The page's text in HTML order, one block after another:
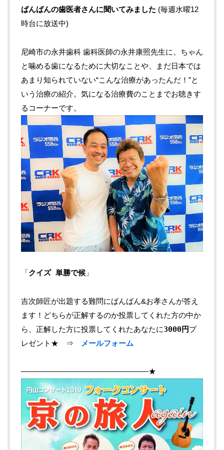
ばんばんの歯医者さんに聞いてみました (毎週水曜12
時台に放送中)
尼崎市の永井歯科 歯科医師の永井康照先生に、ちゃん
と噛める歯になるために大切なことや、まだ日本では
あまり知られていない“こんな治療があったんだ！”と
いう治療の紹介。気になる治療費のことまでお聴きす
るコーナーです。
「クイズ 単勝で候 」
吉次師匠が出題する難問にばんばん&お孝さんが答え
ます！どちらが正解するのか投票してくれた方の中か
ら、正解した方に投票してくれたあなたに3000円プ
レゼント★ ⇒ メールフォーム
—————————————————★